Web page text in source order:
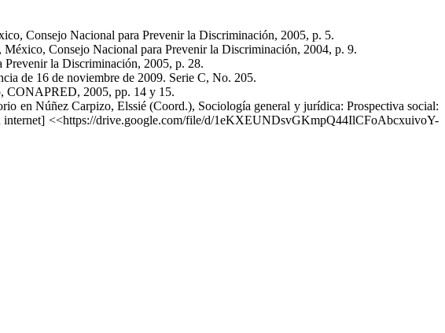
Consejo Nacional para Prevenir la Discriminación, 2005, p. 5.
Consejo Nacional para Prevenir la Discriminación, 2004, p. 9.
la Discriminación, 2005, p. 28.
de 16 de noviembre de 2009. Serie C, No. 205.
CONAPRED, 2005, pp. 14 y 15.
en Núñez Carpizo, Elssié (Coord.), Sociología general y jurídica: Prospectiva social:
<<https://drive.google.com/file/d/1eKXEUNDsvGKmpQ44IlCFoAbcxuivoY-